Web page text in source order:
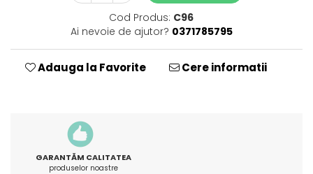
Cod Produs: C96
Ai nevoie de ajutor? 0371785795
Adauga la Favorite Cere informatii
GARANTĂM CALITATEA
produselor noastre